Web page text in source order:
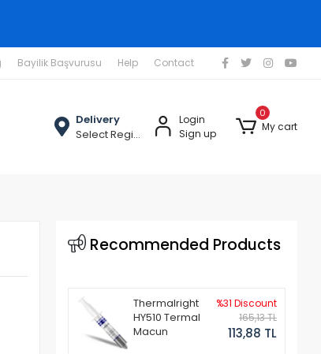
Bayilik Başvurusu Help Contact
Delivery
Select Region
Login
Sign up
0
My cart
Recommended Products
Thermalright
HY510 Termal
Macun
%31 Discount
165,13 TL
113,88 TL